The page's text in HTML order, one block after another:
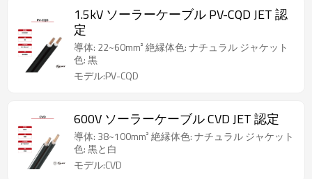
1.5kV ソーラーケーブル PV-CQD JET 認
定
導体: 22~60mm² 絶縁体色: ナチュラル ジャケット
色: 黒
モデル:PV-CQD
600V ソーラーケーブル CVD JET 認定
導体: 38~100mm² 絶縁体色: ナチュラル ジャケット
色: 黒と白
モデル:CVD